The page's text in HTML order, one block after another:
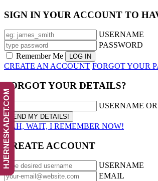
SIGN IN YOUR ACCOUNT TO
USERNAME
PASSWORD
Remember Me
CREATE AN ACCOUNT FORGOT YOUR
FORGOT YOUR DETAILS?
USERNAME
AAH, WAIT, I REMEMBER NOW!
CREATE ACCOUNT
USERNAME
EMAIL
HJERNESKADET.COM